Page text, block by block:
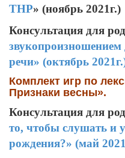
ТНР» (ноябрь 2021г.)
Консультация для
звукопроизношением
речи» (октябрь
Комплект игр по
Признаки весны».
Консультация для
то, чтобы слушать и
рождения?» (май